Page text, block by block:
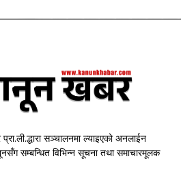
सञ्चालनमा ल्याइएको अनलाईन
सम्बन्धित विभिन्न सूचना तथा समाचारमूलक